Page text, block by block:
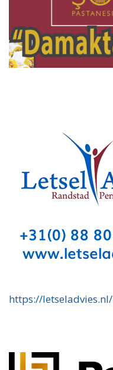
https://letseladvies.nl/